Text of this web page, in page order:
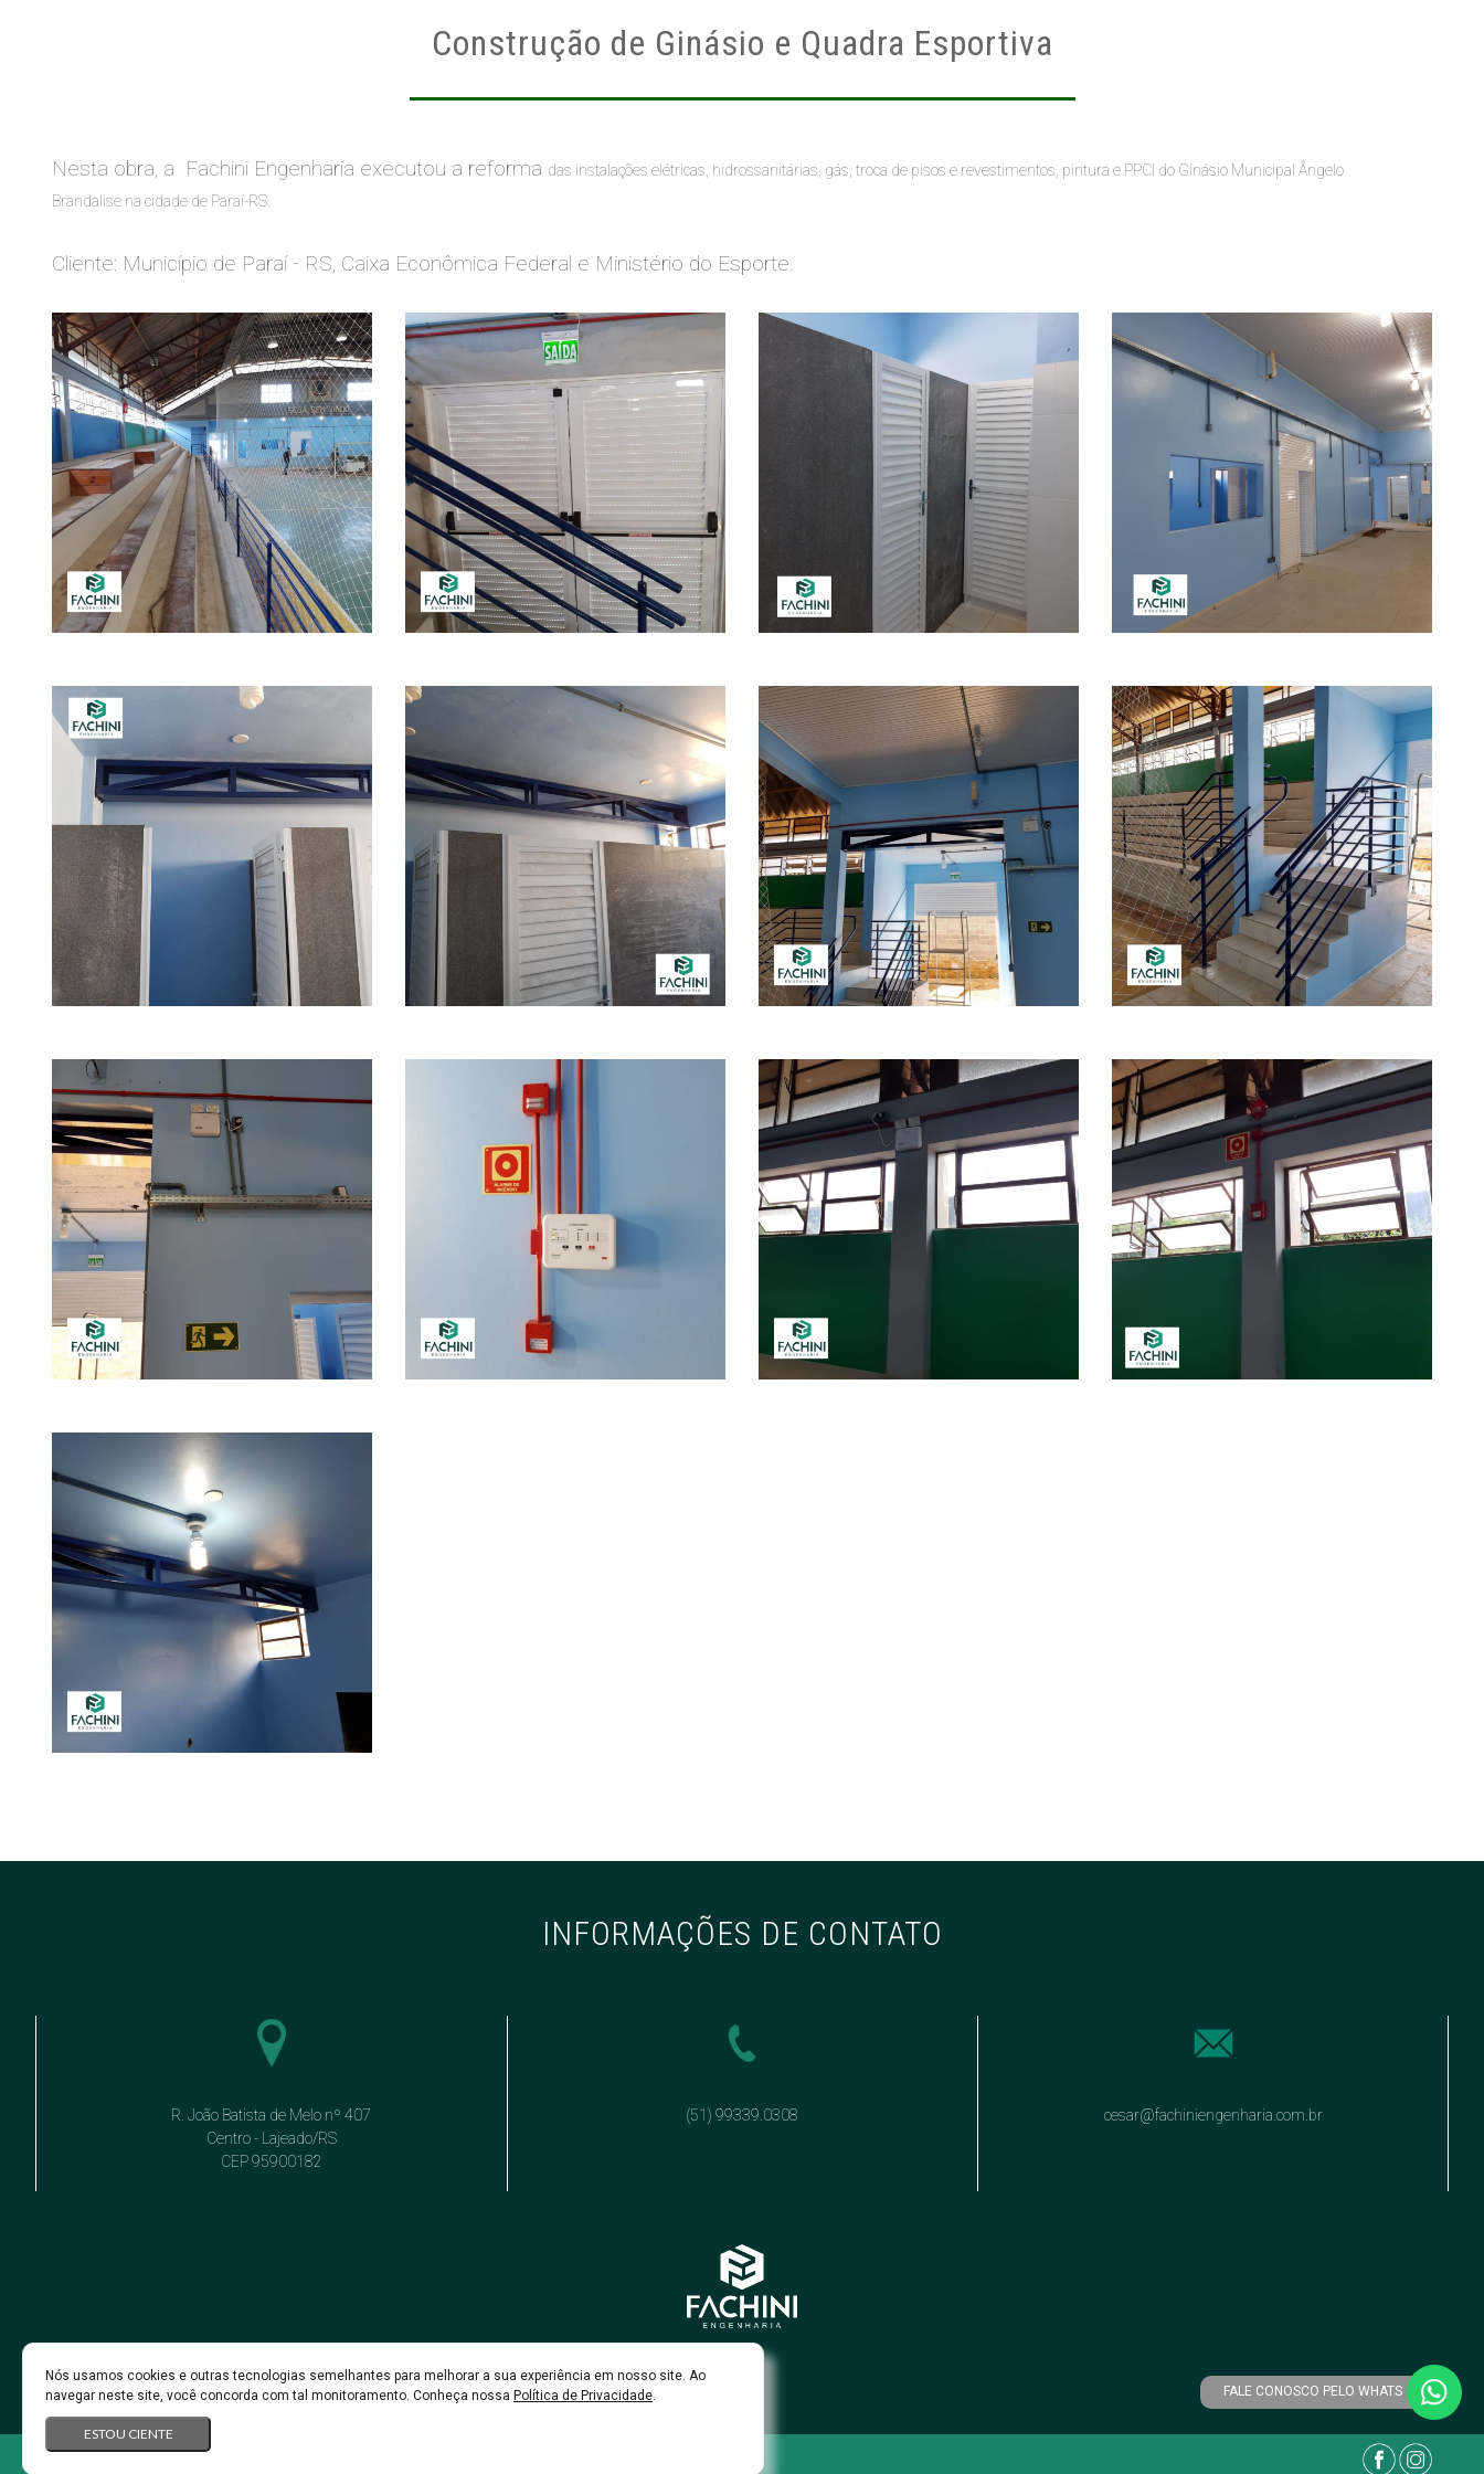
Nós usamos cookies e outras tecnologias semelhantes para melhorar a sua experiência em nosso site. Ao
navegar neste site, você concorda com tal monitoramento. Conheça nossa Política de Privacidade.
ESTOU CIENTE
Construção de Ginásio e Quadra Esportiva
Nesta obra, a Fachini Engenharia executou a reforma das instalações elétricas, hidrossanitárias, gás, troca de pisos e revestimentos, pintura e PPCI do Ginásio Municipal Ângelo
Brandalise na cidade de Paraí-RS.
Cliente: Município de Paraí - RS, Caixa Econômica Federal e Ministério do Esporte.
INFORMAÇÕES DE CONTATO
R. João Batista de Melo nº 407
Centro - Lajeado/RS
CEP 95900182
(51) 99339.0308 cesar@fachiniengenharia.com.br
FALE CONOSCO PELO WHATS